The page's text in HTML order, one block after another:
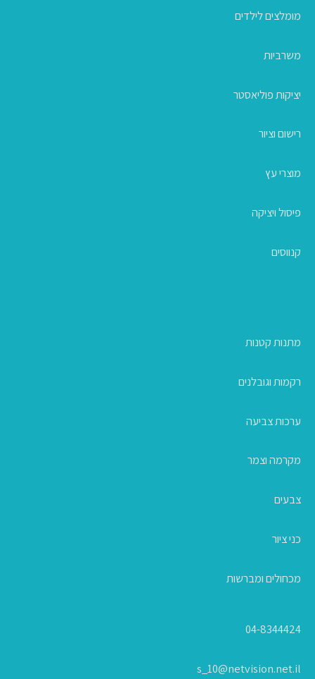
מומלצים לילדים
משרביות
יציקות פוליאסטר
רישום וציור
מוצרי עץ
פיסול ויציקה
קנווסים
מתנות קטנות
רקמות וגובלנים
ערכות צביעה
מקרמה וצמר
צבעים
כני ציור
מכחולים ומברשות
04-8344424
s_10@netvision.net.il